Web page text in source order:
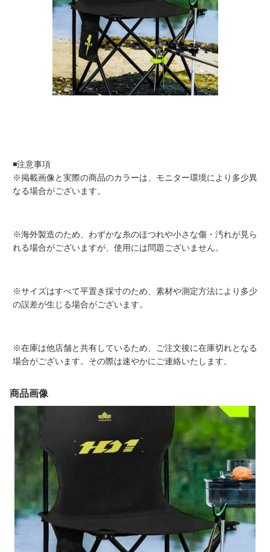
◾️注意事項
※掲載画像と実際の商品のカラーは、モニター環境により多少異
なる場合がございます。
※海外製造のため、わずかな糸のほつれや小さな傷・汚れが見ら
れる場合がございますが、使用には問題ございません。
※サイズはすべて平置き採寸のため、素材や測定方法により多少
の誤差が生じる場合がございます。
※在庫は他店舗と共有しているため、ご注文後に在庫切れとなる
場合がございます。その際は速やかにご連絡いたします。
商品画像